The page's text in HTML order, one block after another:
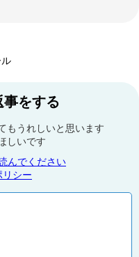
事をする
もうれしいと思います
しいです
んでください
リシー